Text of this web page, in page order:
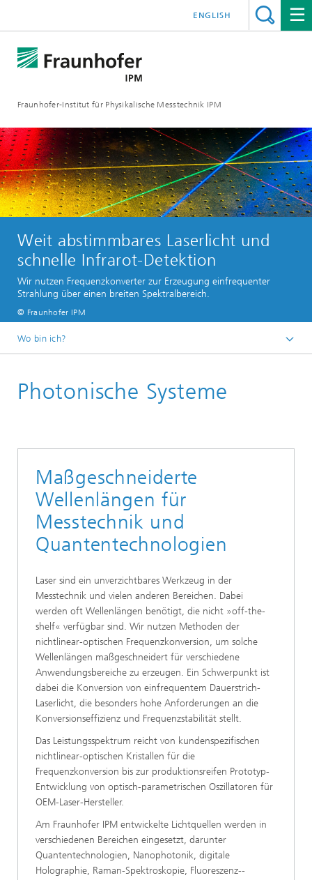
Fraunhofer-Institut für Physikalische Messtechnik IPM
ENGLISH
Weit abstimmbares Laserlicht und
schnelle Infrarot-Detektion
Wir nutzen Frequenzkonverter zur Erzeugung einfrequenter
Strahlung über einen breiten Spektralbereich.
© Fraunhofer IPM
Wo bin ich?
Geschäftsfelder
Photonische Systeme
Maßgeschneiderte
Wellenlängen für
Messtechnik und
Quantentechnologien
Laser sind ein unverzichtbares Werkzeug in der
Messtechnik und vielen anderen Bereichen. Dabei
werden oft Wellenlängen benötigt, die nicht »off-the-
shelf« verfügbar sind. Wir nutzen Methoden der
nichtlinear-optischen Frequenzkonversion, um solche
Wellenlängen maßgeschneidert für verschiedene
Anwendungsbereiche zu erzeugen. Ein Schwerpunkt ist
dabei die Konversion von einfrequentem Dauerstrich-
Laserlicht, die besonders hohe Anforderungen an die
Konversionseffizienz und Frequenzstabilität stellt.
Das Leistungsspektrum reicht von kundenspezifischen
nichtlinear-optischen Kristallen für die
Frequenzkonversion bis zur produktionsreifen Prototyp-
Entwicklung von optisch-parametrischen Oszillatoren für
OEM-Laser-Hersteller.
Am Fraunhofer IPM entwickelte Lichtquellen werden in
verschiedenen Bereichen eingesetzt, darunter
Quantentechnologien, Nanophotonik, digitale
Holographie, Raman-Spektroskopie, Fluoreszenz-­